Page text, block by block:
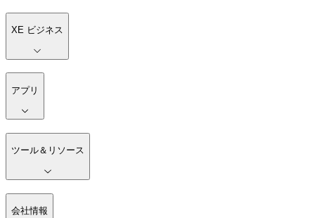
XE ビジネス
アプリ
ツール＆リソース
会社情報